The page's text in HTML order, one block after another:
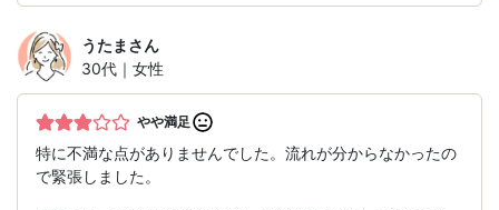
うたま さん
30代｜女性
やや満足
特に不満な点がありませんでした。流れが分からなかったの
で緊張しました。